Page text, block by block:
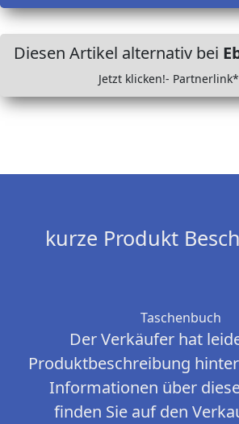
Diesen Artikel alternativ bei
Jetzt klicken!- Partnerlink*
kurze Produkt
Taschenbuch
Der Verkäufer hat
Produktbeschreibung
Informationen über
finden Sie auf den